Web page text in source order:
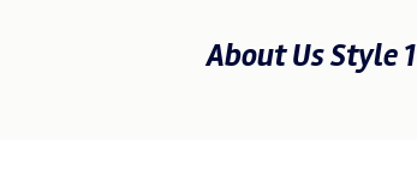
About Us Style 1